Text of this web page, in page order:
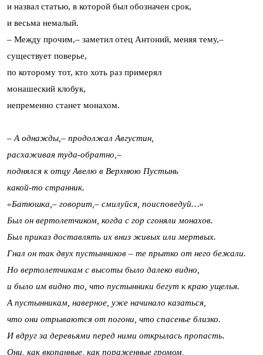
и назвал статью, в которой был обозначен срок,
и весьма немалый.
– Между прочим,– заметил отец Антоний, меняя тему,–
существует поверье,
по которому тот, кто хоть раз примерял
монашеский клобук,
непременно станет монахом.
– А однажды,– продолжал Августин,
расхаживая туда-обратно,–
поднялся к отцу Авелю в Верхнюю Пустынь
какой-то странник.
«Батюшка,– говорит,– смилуйся, поисповедуй…»
Был он вертолетчиком, когда с гор сгоняли монахов.
Был приказ доставлять их вниз живых или мертвых.
Гнал он так двух пустынников – те прытко от него бежали.
Но вертолетчикам с высоты было далеко видно,
и было им видно то, что пустынники бегут к краю ущелья.
А пустынникам, наверное, уже начинало казаться,
что они отрываются от погони, что спасенье близко.
И вдруг за деревьями перед ними открылась пропасть.
Они, как вкопанные, как пораженные громом,